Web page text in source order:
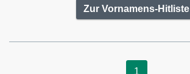
Zur Vornamens-Hitliste
1